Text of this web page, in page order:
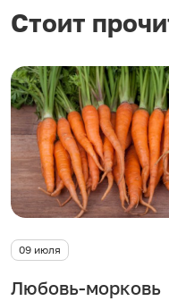
Стоит
09 июля
Любовь-морковь